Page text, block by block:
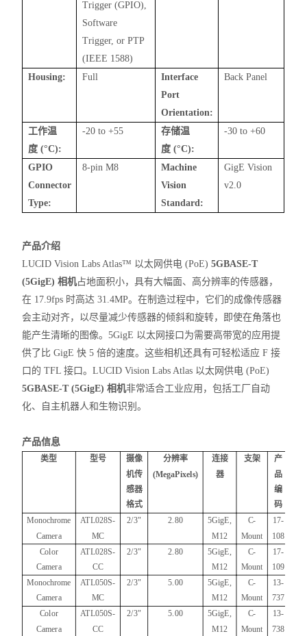
Trigger (GPIO),
Software
Trigger, or PTP
(IEEE 1588)
Housing:
Full
Interface
Port
Orientation:
Back Panel
工作温
度(°C):
-20 to +55
存储温
度(°C):
-30 to +60
GPIO
Connector
Type:
8-pin M8
Machine
Vision
Standard:
GigE Vision
v2.0
产品介绍
LUCID Vision Labs Atlas™ 以太网供电 (PoE)5GBASE-T
(5GigE) 相机占地面积小，具有大幅面、高分辨率的传感器，
在 17.9fps 时高达 31.4MP。在制造过程中，它们的成像传感器
会主动对齐，以尽量减少传感器的倾斜和旋转，即使在角落也
能产生清晰的图像。5GigE 以太网接口为需要高带宽的应用提
供了比 GigE 快 5倍的速度。这些相机还具有可轻松适应 F 接
口的 TFL 接口。LUCID Vision Labs Atlas 以太网供电 (PoE)
5GBASE-T (5GigE) 相机非常适合工业应用，包括工厂自动
化、自主机器人和生物识别。
产品信息
类型 型号
摄像
机传
感器
格式
分辨率
(MegaPixels)
连接
器
支架
产
品
编
码
Monochrome
Camera
ATL028S-
MC
2/3" 2.80
5GigE,
M12
C-
Mount
17-
108
Color
Camera
ATL028S-
CC
2/3" 2.80 5GigE,
M12
C-
Mount
17-
109
Monochrome
Camera
ATL050S-
MC
2/3" 5.00
5GigE,
M12
C-
Mount
13-
737
Color
Camera
ATL050S-
CC
2/3" 5.00
5GigE,
M12
C-
Mount
13-
738